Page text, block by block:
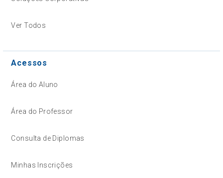
Ver Todos
Acessos
Área do Aluno
Área do Professor
Consulta de Diplomas
Minhas Inscrições